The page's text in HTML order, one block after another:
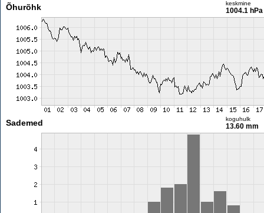
Õhurõhk keskmine
1004.1 hPa
Sademed koguhulk
13.60 mm